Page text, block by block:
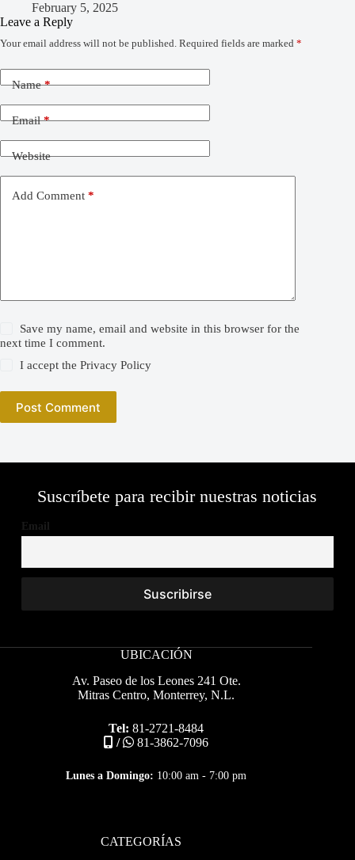
February 5, 2025
Leave a Reply
Your email address will not be published. Required fields are marked *
Name*
Email*
Website
Add Comment *
Save my name, email and website in this browser for the
next time I comment.
I accept thePrivacy Policy
Post Comment
Suscríbete para recibir nuestras noticias
Email
UBICACIÓN
Av. Paseo de los Leones 241 Ote.
Mitras Centro, Monterrey, N.L.
Tel: 81-2721-8484
/
81-3862-7096
Lunes a Domingo: 10:00 am - 7:00 pm
CATEGORÍAS